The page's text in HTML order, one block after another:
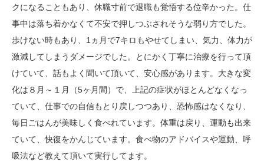
クになることもあり、休職寸前で退職も覚悟する位辛かった。仕
事中は落ち着かなくて不安で押しつぶされそうな弱り方でした。
歩けない時もあり、1ヵ月で7キロもやせてしまい、気力、体力が
激減してしまうダメージでした。とにかく丁寧に治療を行って頂
けていて、話もよく聞いて頂いて、安心感があります。大きな変
化は８月～１月（5ヶ月間）で、上記の症状がほとんどなくなっ
ていて、仕事での自信もとり戻しつつあり、恐怖感はなくなり、
毎日ごはんが美味しく食べれています。体重は戻り、運動も出来
ていて、快復をかんじています。食べ物のアドバイスや運動、呼
吸法など教えて頂いて実行してます。